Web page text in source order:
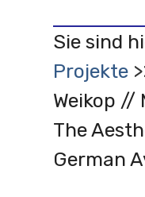
Sie sind
Projekte
Weikop //
The
German